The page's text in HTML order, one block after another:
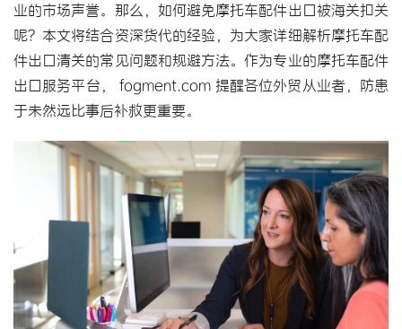
业的市场声誉。那么，如何避免摩托车配件出口被海关扣关
呢？本文将结合资深货代的经验，为大家详细解析摩托车配
件出口清关的常见问题和规避方法。作为专业的摩托车配件
出口服务平台， fogment.com 提醒各位外贸从业者，防患
于未然远比事后补救更重要。